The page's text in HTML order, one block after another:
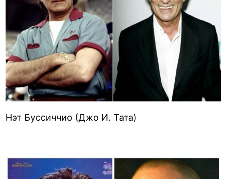
Нэт Буссиччио (Джо И. Тата)